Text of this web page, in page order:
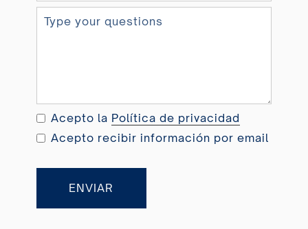
n
i
i
n
g
+
Acepto la Política de privacidad
Acepto recibir información por email
ENVIAR